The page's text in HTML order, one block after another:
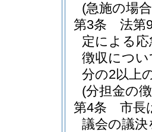
(急施の場
第3条
法第
定による
徴収につ
分の2以上
(分担金の
第4条
市長
議会の議